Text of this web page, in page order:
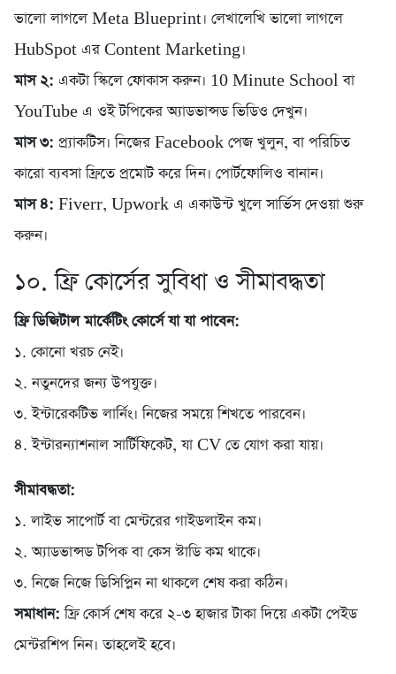
ভালো লাগলে Meta Blueprint। লেখালেখি ভালো লাগলে
HubSpot এর Content Marketing।
মাস ২: একটা স্কিলে ফোকাস করুন। 10 Minute School বা
YouTube এ ওই টপিকের অ্যাডভান্সড ভিডিও দেখুন।
মাস ৩: প্র্যাকটিস। নিজের Facebook পেজ খুলুন, বা পরিচিত
কারো ব্যবসা ফ্রিতে প্রমোট করে দিন। পোর্টফোলিও বানান।
মাস ৪: Fiverr, Upwork এ একাউন্ট খুলে সার্ভিস দেওয়া শুরু
করুন।
১০. ফ্রি কোর্সের সুবিধা ও সীমাবদ্ধতা
ফ্রি ডিজিটাল মার্কেটিং কোর্সে যা যা পাবেন:
১. কোনো খরচ নেই।
২. নতুনদের জন্য উপযুক্ত।
৩. ইন্টারেকটিভ লার্নিং। নিজের সময়ে শিখতে পারবেন।
৪. ইন্টারন্যাশনাল সার্টিফিকেট, যা CV তে যোগ করা যায়।
সীমাবদ্ধতা:
১. লাইভ সাপোর্ট বা মেন্টরের গাইডলাইন কম।
২. অ্যাডভান্সড টপিক বা কেস স্টাডি কম থাকে।
৩. নিজে নিজে ডিসিপ্লিন না থাকলে শেষ করা কঠিন।
সমাধান: ফ্রি কোর্স শেষ করে ২-৩ হাজার টাকা দিয়ে একটা পেইড
মেন্টরশিপ নিন। তাহলেই হবে।